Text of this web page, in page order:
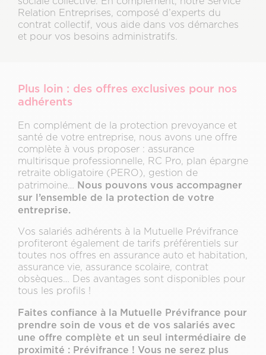
Relation Entreprises, composé d’experts du
contrat collectif, vous aide dans vos démarches
et pour vos besoins administratifs.
Plus loin : des offres exclusives pour nos
adhérents
En complément de la protection prevoyance et
santé de votre entreprise, nous avons une offre
complète à vous proposer : assurance
multirisque professionnelle, RC Pro, plan épargne
retraite obligatoire (PERO), gestion de
patrimoine… Nous pouvons vous accompagner
sur l’ensemble de la protection de votre
entreprise.
Vos salariés adhérents à la Mutuelle Prévifrance
profiteront également de tarifs préférentiels sur
toutes nos offres en assurance auto et habitation,
assurance vie, assurance scolaire, contrat
obsèques… Des avantages sont disponibles pour
tous les profils !
Faites confiance à la Mutuelle Prévifrance pour
prendre soin de vous et de vos salariés avec
une offre complète et un seul intermédiaire de
proximité : Prévifrance ! Vous ne serez plus